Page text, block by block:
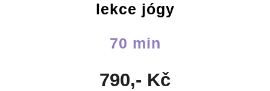
lekce jógy
70 min
790,- Kč